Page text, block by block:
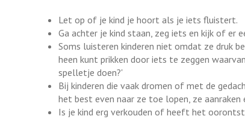
Let op of je kind je hoort als je iets fluistert.
Ga achter je kind staan, zeg iets en kijk of er
Soms luisteren kinderen niet omdat ze druk
heen kunt prikken door iets te zeggen
spelletje doen?'
Bij kinderen die vaak dromen of met de
het best even naar ze toe lopen, ze
Is je kind erg verkouden of heeft het